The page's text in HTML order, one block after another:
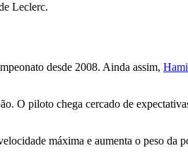
Leclerc.
desde 2008. Ainda assim,
O piloto chega cercado de
máxima e aumenta o peso da